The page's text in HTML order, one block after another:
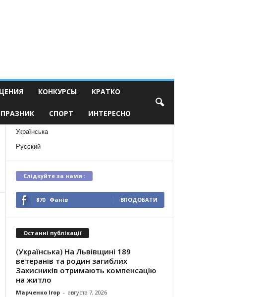
КОНКУРСЫ КРАТКО
ПРАЗНИК СПОРТ ИНТЕРЕСНО
Українська
Русский
Слідкуйте за нами :
870 Фанів ВПОДОБАТИ
Останні публікації
(Українська) На Львівщині 189
ветеранів та родин загиблих
Захисників отримають компенсацію
на житло
Марченко Ігор - августа 7, 2026